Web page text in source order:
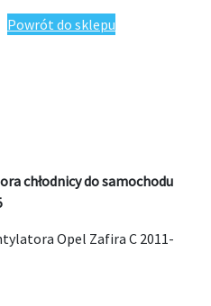
chłodnicy Opel Zafira C
Powrót do sklepu
chłodnicy do samochodu
Opel Zafira C 2011-